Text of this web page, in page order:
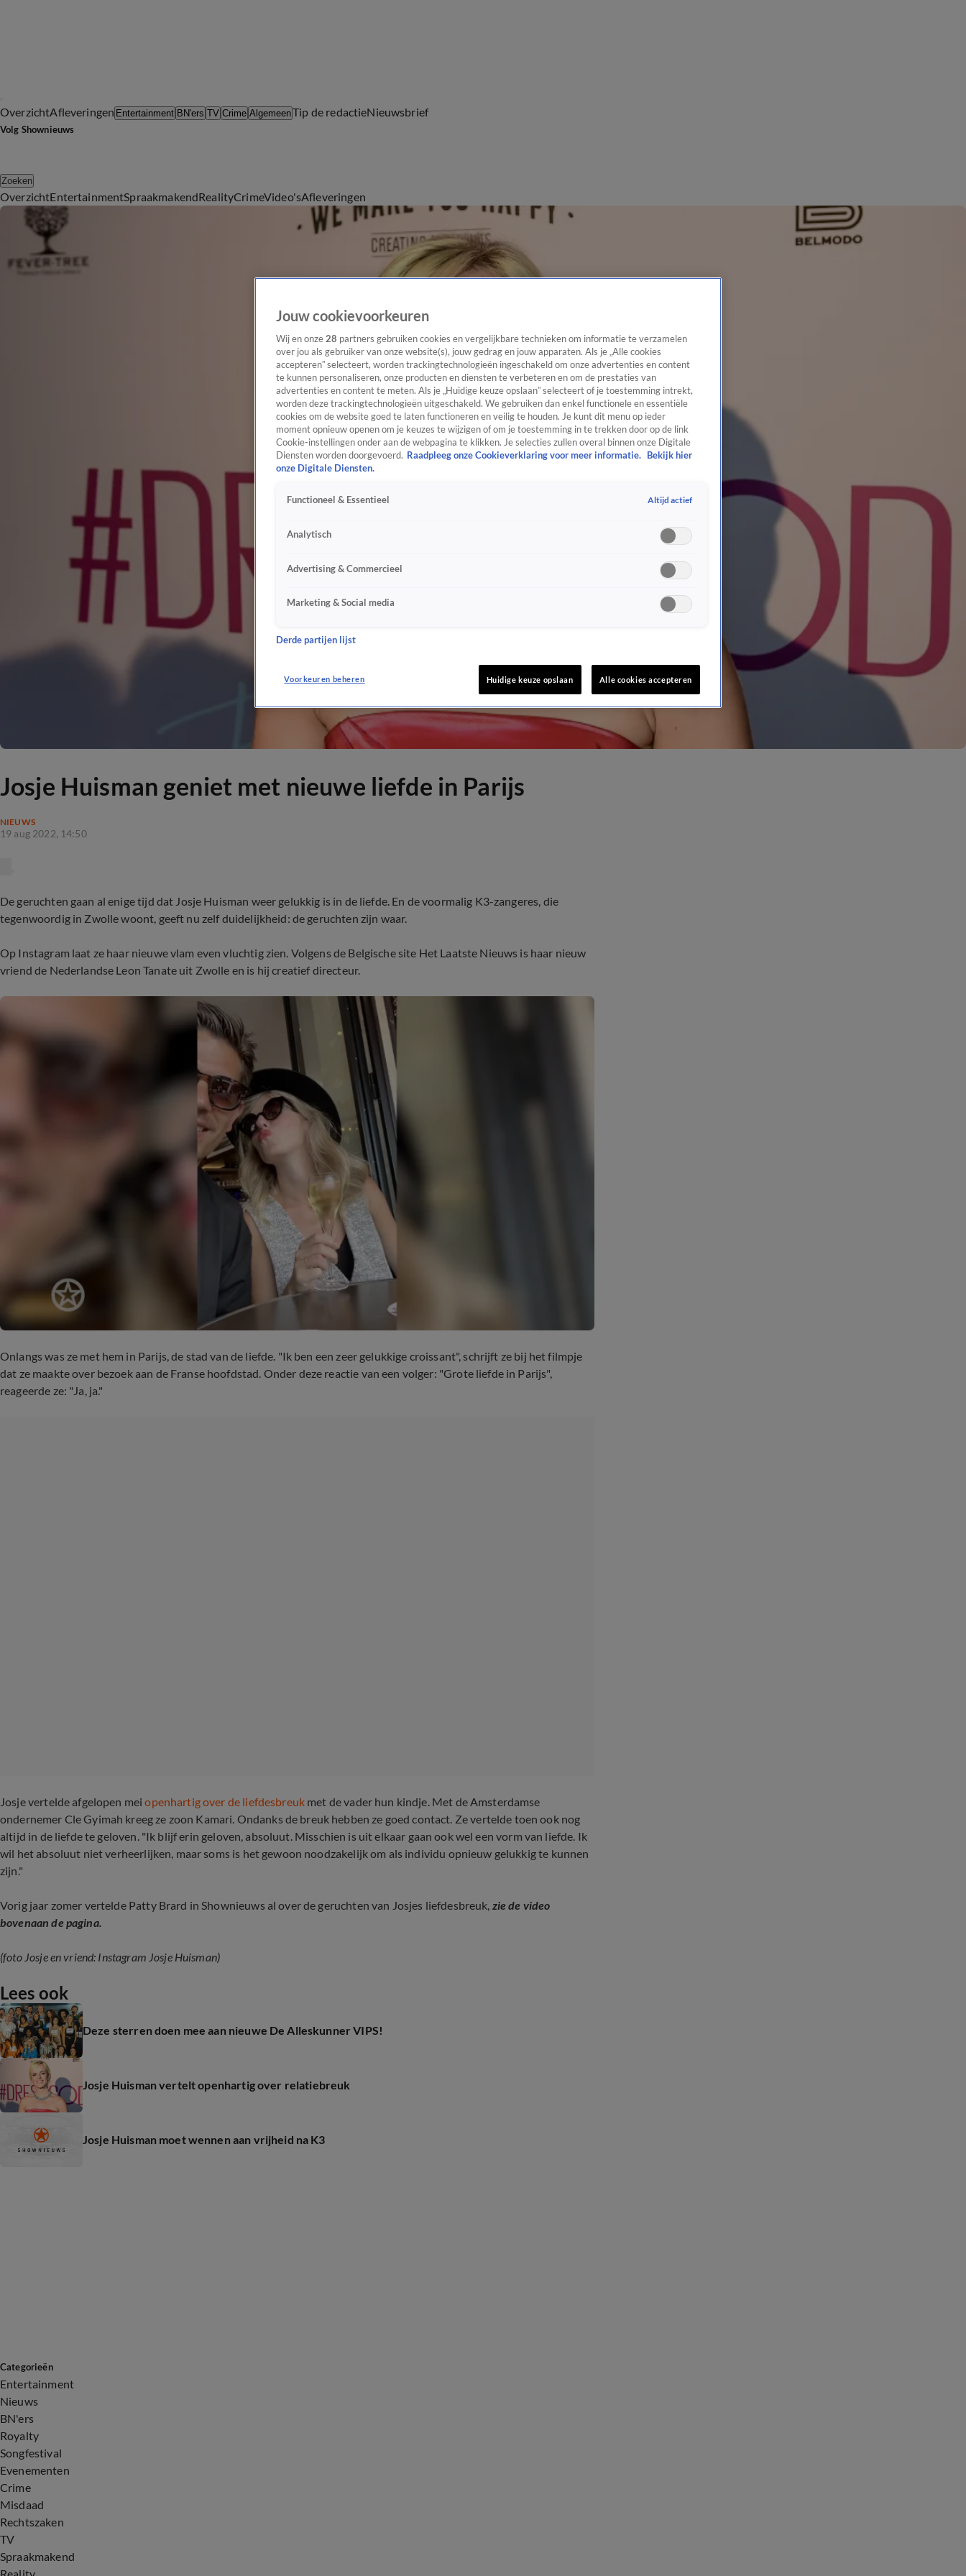
OverzichtAfleveringen Entertainment BN'ers TV Crime AlgemeenTip de redactieNieuwsbrief
Volg Shownieuws
Zoeken
OverzichtEntertainmentSpraakmakendRealityCrimeVideo'sAfleveringen
Josje Huisman geniet met nieuwe liefde in Parijs
NIEUWS
19 aug 2022, 14:50
De geruchten gaan al enige tijd dat Josje Huisman weer gelukkig is in de liefde. En de voormalig K3-zangeres, die
tegenwoordig in Zwolle woont, geeft nu zelf duidelijkheid: de geruchten zijn waar.
Op Instagram laat ze haar nieuwe vlam even vluchtig zien. Volgens de Belgische site Het Laatste Nieuws is haar nieuw
vriend de Nederlandse Leon Tanate uit Zwolle en is hij creatief directeur.
Onlangs was ze met hem in Parijs, de stad van de liefde. "Ik ben een zeer gelukkige croissant", schrijft ze bij het filmpje
dat ze maakte over bezoek aan de Franse hoofdstad. Onder deze reactie van een volger: "Grote liefde in Parijs",
reageerde ze: "Ja, ja."
Josje vertelde afgelopen mei openhartig over de liefdesbreuk met de vader hun kindje. Met de Amsterdamse
ondernemer Cle Gyimah kreeg ze zoon Kamari. Ondanks de breuk hebben ze goed contact. Ze vertelde toen ook nog
altijd in de liefde te geloven. "Ik blijf erin geloven, absoluut. Misschien is uit elkaar gaan ook wel een vorm van liefde. Ik
wil het absoluut niet verheerlijken, maar soms is het gewoon noodzakelijk om als individu opnieuw gelukkig te kunnen
zijn."
Vorig jaar zomer vertelde Patty Brard in Shownieuws al over de geruchten van Josjes liefdesbreuk, zie de video
bovenaan de pagina.
(foto Josje en vriend: Instagram Josje Huisman)
Lees ook
Deze sterren doen mee aan nieuwe De Alleskunner VIPS!
Josje Huisman vertelt openhartig over relatiebreuk
Josje Huisman moet wennen aan vrijheid na K3
Categorieën
Entertainment
Nieuws
BN'ers
Royalty
Songfestival
Evenementen
Crime
Misdaad
Rechtszaken
TV
Spraakmakend
Jouw cookievoorkeuren
Wij en onze 28 partners gebruiken cookies en vergelijkbare technieken om informatie te verzamelen
over jou als gebruiker van onze website(s), jouw gedrag en jouw apparaten. Als je „Alle cookies
accepteren” selecteert, worden trackingtechnologieën ingeschakeld om onze advertenties en content
te kunnen personaliseren, onze producten en diensten te verbeteren en om de prestaties van
advertenties en content te meten. Als je „Huidige keuze opslaan” selecteert of je toestemming intrekt,
worden deze trackingtechnologieën uitgeschakeld. We gebruiken dan enkel functionele en essentiële
cookies om de website goed te laten functioneren en veilig te houden. Je kunt dit menu op ieder
moment opnieuw openen om je keuzes te wijzigen of om je toestemming in te trekken door op de link
Cookie-instellingen onder aan de webpagina te klikken. Je selecties zullen overal binnen onze Digitale
Diensten worden doorgevoerd. Raadpleeg onze Cookieverklaring voor meer informatie. Bekijk hier
onze Digitale Diensten.
Functioneel & Essentieel Altijd actief
Analytisch
Advertising & Commercieel
Marketing & Social media
Derde partijen lijst
Voorkeuren beheren Huidige keuze opslaan Alle cookies accepteren